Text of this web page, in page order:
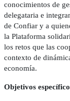
conocimientos de
delegataria e
de Confiar y a
la Plataforma
los retos que las
contexto de
economía.
Objetivos